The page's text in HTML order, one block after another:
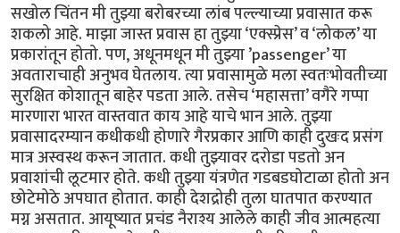
सखोल चिंतन मी तुझ्या बरोबरच्या लांब पल्ल्याच्या प्रवासात करू
शकलो आहे. माझा जास्त प्रवास हा तुझ्या ‘एक्स्प्रेस’ व ‘लोकल’ या
प्रकारांतून होतो. पण, अधूनमधून मी तुझ्या ’passenger’ या
अवताराचाही अनुभव घेतलाय. त्या प्रवासामुळे मला स्वतःभोवतीच्या
सुरक्षित कोशातून बाहेर पडता आले. तसेच ‘महासत्ता’ वगैरे गप्पा
मारणारा भारत वास्तवात काय आहे याचे भान आले. तुझ्या
प्रवासादरम्यान कधीकधी होणारे गैरप्रकार आणि काही दुखःद प्रसंग
मात्र अस्वस्थ करून जातात. कधी तुझ्यावर दरोडा पडतो अन
प्रवाशांची लूटमार होते. कधी तुझ्या यंत्रणेत गडबडघोटाळा होतो अन
छोटेमोठे अपघात होतात. काही देशद्रोही तुला घातपात करण्यात
मग्न असतात. आयूष्यात प्रचंड नैराश्य आलेले काही जीव आत्महत्या